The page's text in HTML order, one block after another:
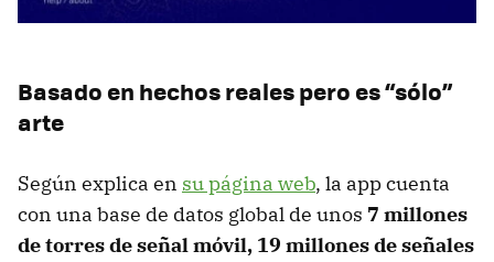
Basado en hechos reales pero es “sólo”
arte
Según explica en su página web, la app cuenta
con una base de datos global de unos 7 millones
de torres de señal móvil, 19 millones de señales